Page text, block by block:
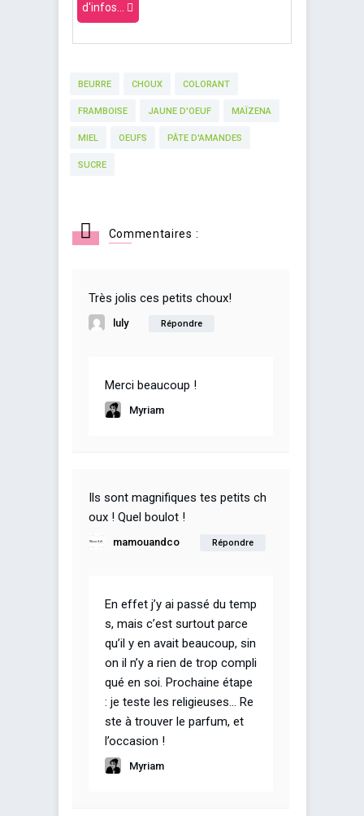
d'infos...
BEURRE CHOUX COLORANT
FRAMBOISE JAUNE D'OEUF MAÏZENA
MIEL OEUFS PÂTE D'AMANDES
SUCRE
Commentaires :
Très jolis ces petits choux!
luly Répondre
Merci beaucoup !
Myriam
Ils sont magnifiques tes petits ch
oux ! Quel boulot !
mamouandco Répondre
En effet j’y ai passé du temp
s, mais c’est surtout parce
qu’il y en avait beaucoup, sin
on il n’y a rien de trop compli
qué en soi. Prochaine étape
: je teste les religieuses… Re
ste à trouver le parfum, et
l’occasion !
Myriam